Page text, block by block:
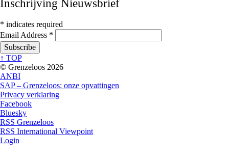
Inschrijving Nieuwsbrief
* indicates required
Email Address *
↑ TOP
© Grenzeloos 2026
ANBI
SAP – Grenzeloos: onze opvattingen
Privacy verklaring
Facebook
Bluesky
RSS Grenzeloos
RSS International Viewpoint
Login